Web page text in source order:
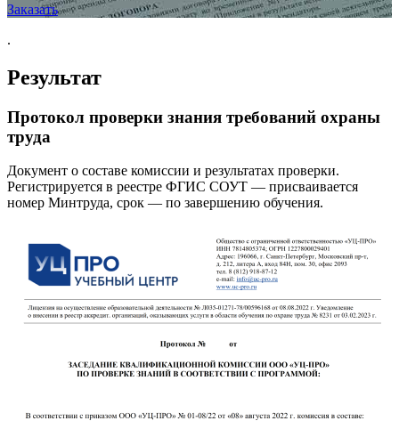
Заказать
.
Результат
Протокол проверки знания требований охраны
труда
Документ о составе комиссии и результатах проверки.
Регистрируется в реестре ФГИС СОУТ — присваивается
номер Минтруда, срок — по завершению обучения.